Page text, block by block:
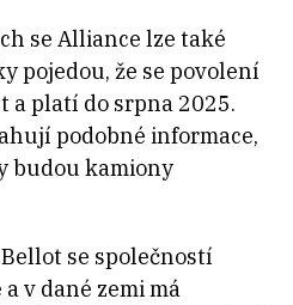
se Alliance lze také
pojedou, že se povolení
a platí do srpna 2025.
podobné informace,
budou kamiony
se společností
v dané zemi má